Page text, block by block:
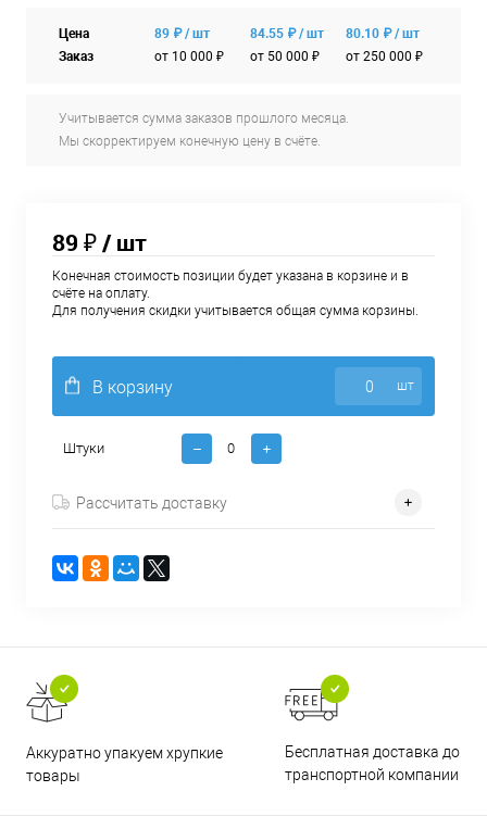
Цена
Заказ
89 ₽ / шт
от 10 000 ₽
84.55 ₽ / шт
от 50 000 ₽
80.10 ₽ / шт
от 250 000 ₽
Учитывается сумма заказов прошлого месяца.
Мы скорректируем конечную цену в счёте.
89 ₽/ шт
Конечная стоимость позиции будет указана в корзине и в
счёте на оплату.
Для получения скидки учитывается общая сумма корзины.
В корзину шт
Штуки
Рассчитать доставку
Аккуратно упакуем хрупкие
товары
Бесплатная доставка до
транспортной компании